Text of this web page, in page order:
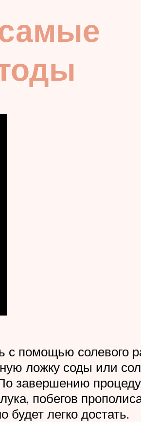
с помощью солевого
ложку соды или
завершению
побегов
легко достать.